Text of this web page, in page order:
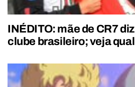
INÉDITO: mãe de CR7
clube brasileiro; veja